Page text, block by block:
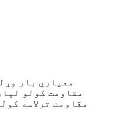
مقاومت کولو
مقاومت ترلاسه